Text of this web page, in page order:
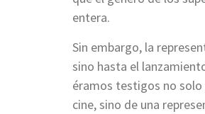
entera.
Sin embargo, la
sino hasta el
éramos testigos no solo
cine, sino de una